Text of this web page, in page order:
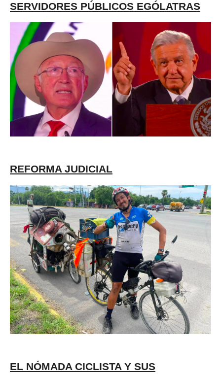
SERVIDORES PÚBLICOS EGÓLATRAS
REFORMA JUDICIAL
EL NÓMADA CICLISTA Y SUS